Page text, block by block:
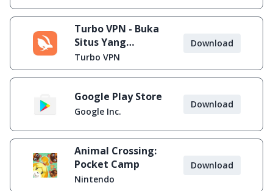
Turbo VPN - Buka
Situs Yang
Diblokir
Turbo VPN
Download
Google Play Store
Google Inc.
Download
Animal Crossing:
Pocket Camp
Nintendo
Download